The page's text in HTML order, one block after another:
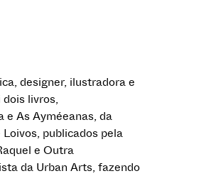
designer, ilustradora e
livros,
e As Ayméeanas, da
publicados pela
e Outra
da Urban Arts, fazendo